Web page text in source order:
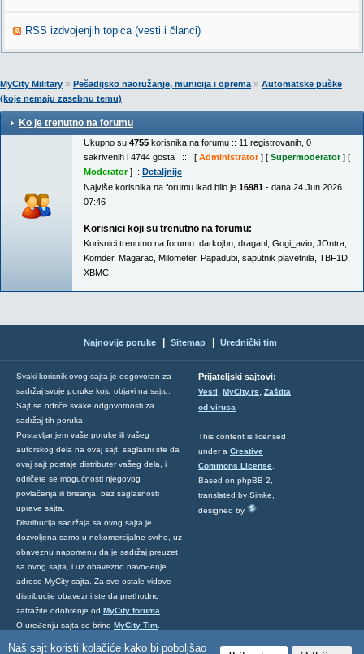
Naš sajt koristi kolačiće kako bi poboljšao
RSS izdvojenjih topica (vesti i članci)
MyCity Military » Pešadijsko naoružanje, municija i oprema» Automatske puške
(koje nemaju zasebnu temu)
Ko je trenutno na forumu
Ukupno su 4755 korisnika na forumu :: 11 registrovanih, 0
sakrivenih i 4744 gosta :: [ Administrator] [ Supermoderator] [
Moderator] :: Detaljnije
Najviše korisnika na forumu ikad bilo je 16981 - dana 24 Jun 2026
07:46
Korisnici koji su trenutno na forumu:
Korisnici trenutno na forumu: darkojbn draganl Gogi_avio JOntra
Komder, Magarac Milometer, Papadubi saputnik plavetnila TBF1D
XBMC
Najnovije poruke Sitemap Urednički tim
Svaki korisnik ovog sajta je odgovoran za
sadržaj svoje poruke koju objavi na sajtu.
Sajt se odriče svake odgovornosti za
sadržaj tih poruka.
Postavljanjem vaše poruke ili vašeg
autorskog dela na ovaj sajt, saglasni ste da
ovaj sajt postaje distributer vašeg dela, i
odričete se mogućnosti njegovog
povlačenja ili brisanja, bez saglasnosti
uprave sajta.
Distribucija sadržaja sa ovog sajta je
dozvoljena samo u nekomercijalne svrhe, uz
obaveznu napomenu da je sadržaj preuzet
sa ovog sajta, i uz obavezno navođenje
adrese MyCity sajta. Za sve ostale vidove
distribucije obavezni ste da prethodno
zatražite odobrenje od MyCity foruma
O uređenju sajta se brine MyCity Tim
Prijateljski sajtovi:
Vesti, MyCity.rs, Zaštita
od virusa
This content is licensed
under a Creative
Commons License
Based on phpBB 2,
translated by Simke,
designed by